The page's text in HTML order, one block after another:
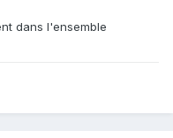
dans l'ensemble